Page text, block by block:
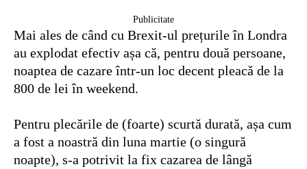
Publicitate
Mai ales de când cu Brexit-ul prețurile în Londra
au explodat efectiv așa că, pentru două persoane,
noaptea de cazare într-un loc decent pleacă de la
800 de lei în weekend.
Pentru plecările de (foarte) scurtă durată, așa cum
a fost a noastră din luna martie (o singură
noapte), s-a potrivit la fix cazarea de lângă